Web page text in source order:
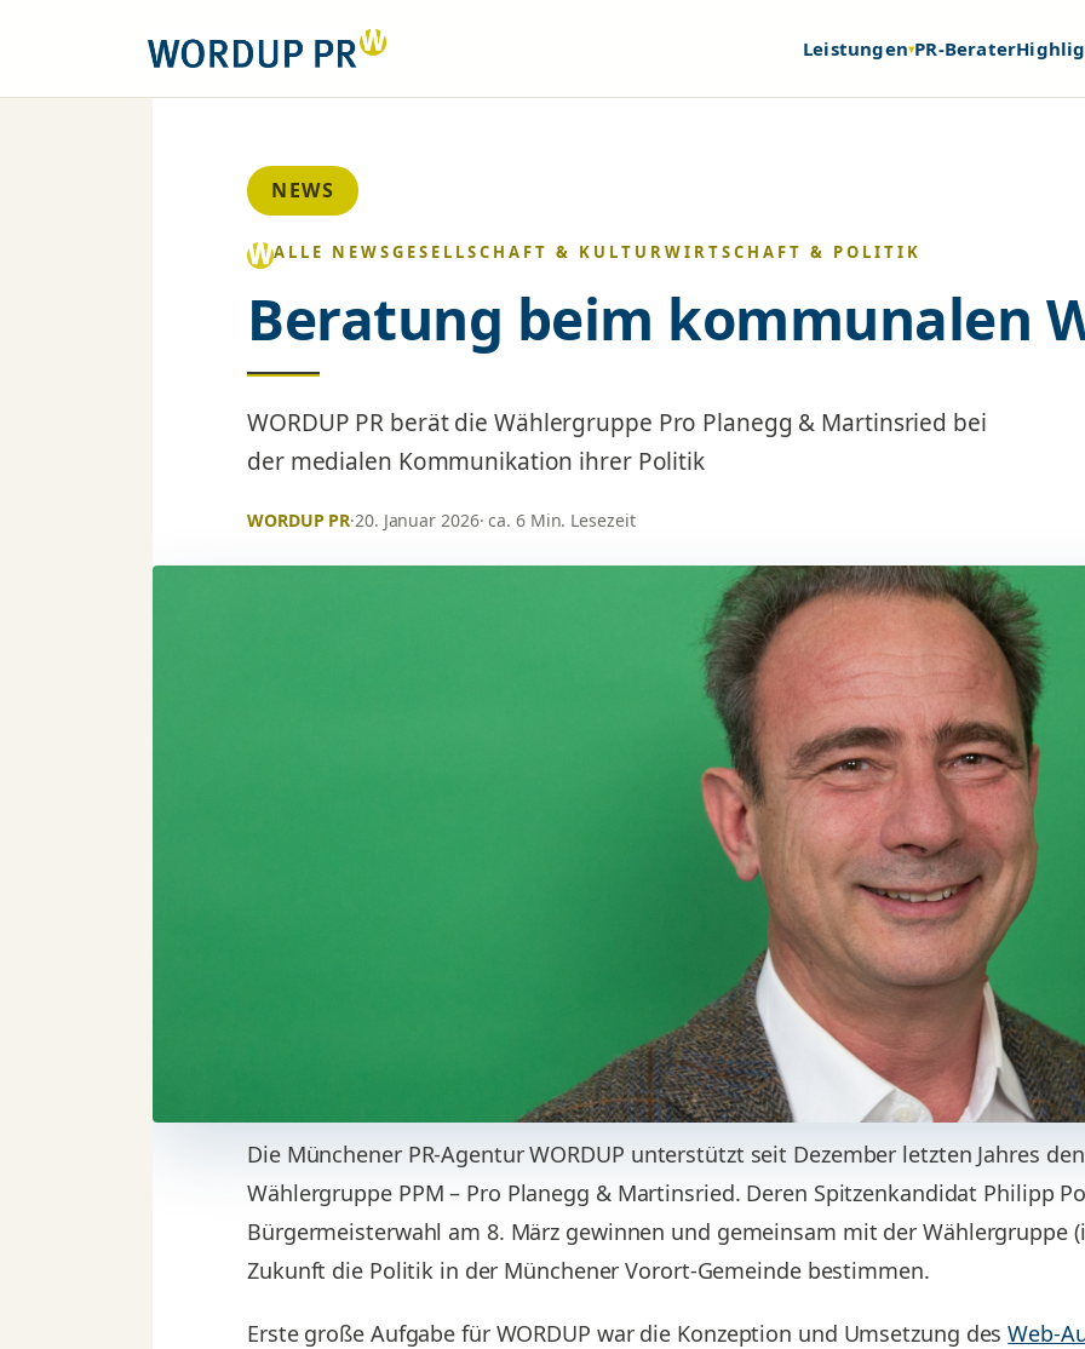
Leistungen▾PR-Berater
NEWS
ALLE NEWSGESELLSCHAFT & KULTURWIRTSCHAFT & POLITIK
Beratung beim kommunalen
WORDUP PR berät die Wählergruppe Pro Planegg & Martinsried bei
der medialen Kommunikation ihrer Politik
WORDUP PR·20. Januar 2026· ca. 6 Min. Lesezeit
Die Münchener PR-Agentur WORDUP unterstützt seit Dezember letzten Jahres
Wählergruppe PPM – Pro Planegg & Martinsried. Deren Spitzenkandidat Philipp
Bürgermeisterwahl am 8. März gewinnen und gemeinsam mit der Wählergruppe
Zukunft die Politik in der Münchener Vorort-Gemeinde bestimmen.
Erste große Aufgabe für WORDUP war die Konzeption und Umsetzung desWeb-